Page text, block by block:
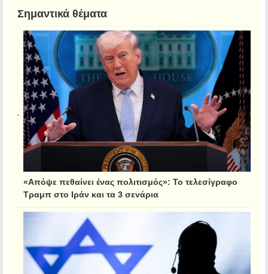
Σημαντικά θέματα
«Απόψε πεθαίνει ένας πολιτισμός»: Το τελεσίγραφο
Τραμπ στο Ιράν και τα 3 σενάρια